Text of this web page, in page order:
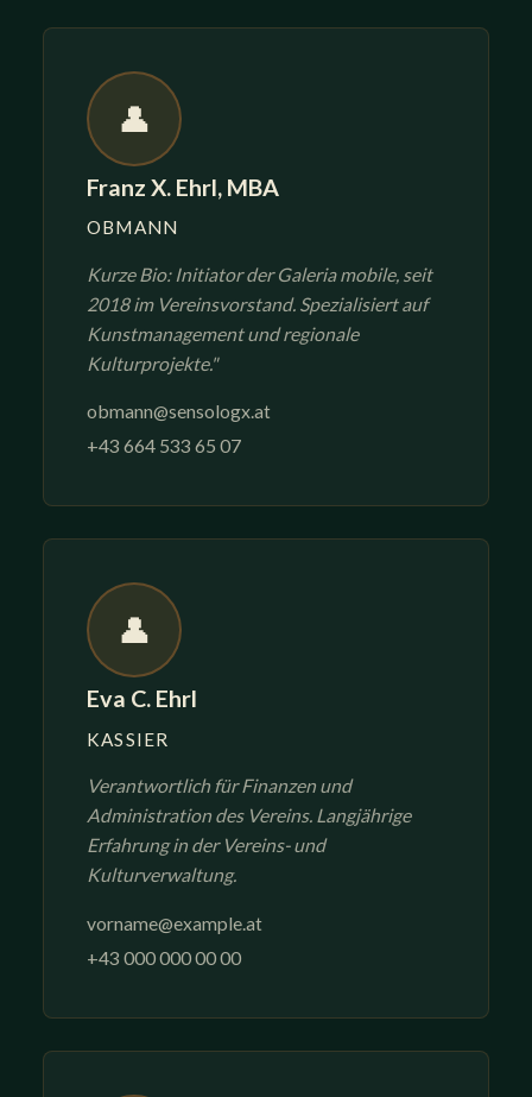
👤
Franz X. Ehrl, MBA
OBMANN
Kurze Bio: Initiator der Galeria mobile, seit
2018 im Vereinsvorstand. Spezialisiert auf
Kunstmanagement und regionale
Kulturprojekte."
obmann@sensologx.at
+43 664 533 65 07
👤
Eva C. Ehrl
KASSIER
Verantwortlich für Finanzen und
Administration des Vereins. Langjährige
Erfahrung in der Vereins- und
Kulturverwaltung.
vorname@example.at
+43 000 000 00 00